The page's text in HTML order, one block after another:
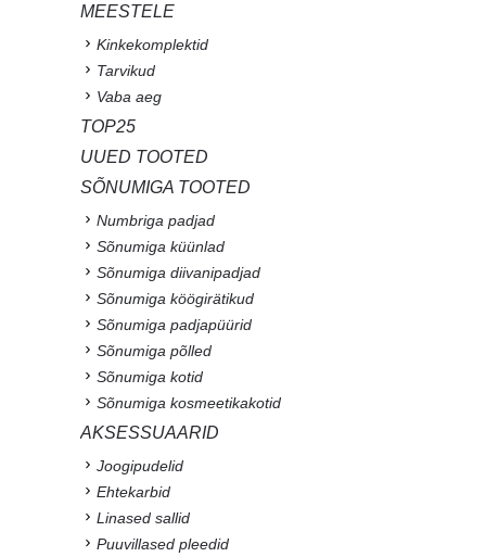
MEESTELE
Kinkekomplektid
Tarvikud
Vaba aeg
TOP25
UUED TOOTED
SÕNUMIGA TOOTED
Numbriga padjad
Sõnumiga küünlad
Sõnumiga diivanipadjad
Sõnumiga köögirätikud
Sõnumiga padjapüürid
Sõnumiga põlled
Sõnumiga kotid
Sõnumiga kosmeetikakotid
AKSESSUAARID
Joogipudelid
Ehtekarbid
Linased sallid
Puuvillased pleedid